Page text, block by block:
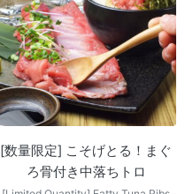
[数量限定] こそげとる！まぐ
ろ骨付き中落ちトロ